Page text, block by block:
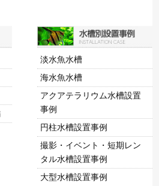
淡水魚水槽
海水魚水槽
アクアテラリウム水槽設置
事例
円柱水槽設置事例
撮影・イベント・短期レン
タル水槽設置事例
大型水槽設置事例